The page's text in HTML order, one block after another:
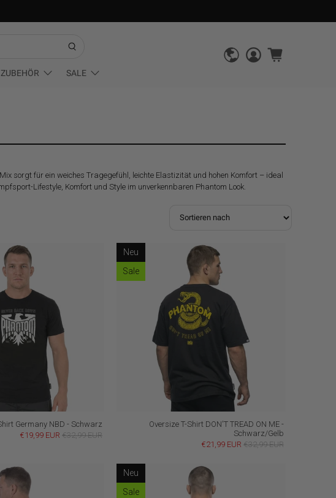
ZUBEHÖR SALE
sorgt für ein weiches Tragegefühl, leichte Elastizität und hohen Komfort – ideal
Lifestyle, Komfort und Style im unverkennbaren Phantom Look.
Germany NBD - Schwarz
€19,99 EUR €32,99 EUR
Neu
Sale
Oversize T-Shirt DON'T TREAD ON ME -
Schwarz/Gelb
€21,99 EUR €32,99 EUR
Neu
Sale